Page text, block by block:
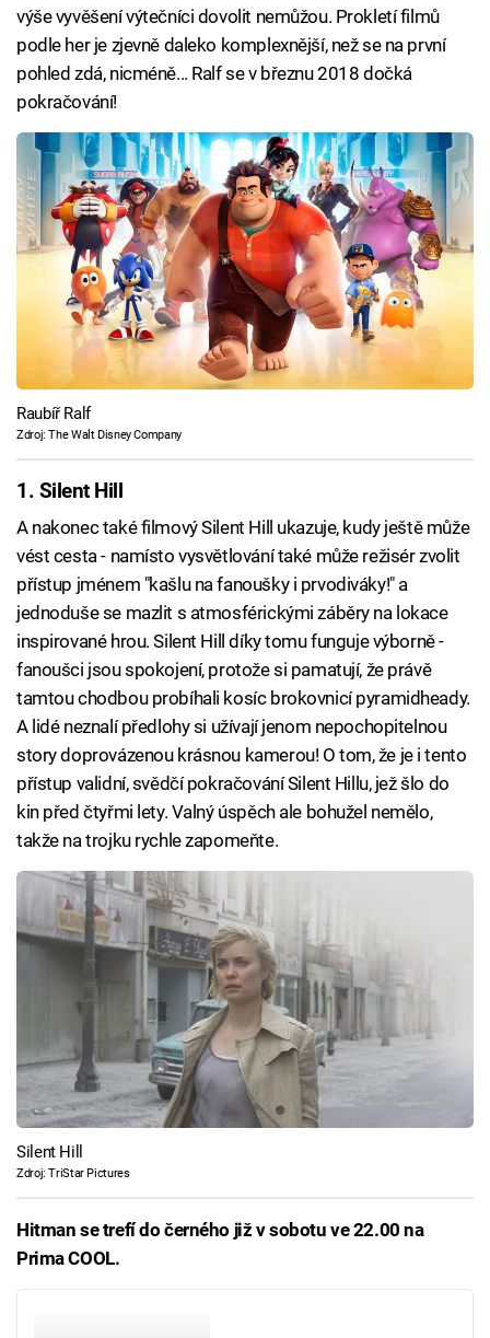
výše vyvěšení výtečníci dovolit nemůžou. Prokletí filmů
podle her je zjevně daleko komplexnější, než se na první
pohled zdá, nicméně... Ralf se v březnu 2018 dočká
pokračování!
Raubíř Ralf
Zdroj: The Walt Disney Company
1. Silent Hill
A nakonec také filmový Silent Hill ukazuje, kudy ještě může
vést cesta - namísto vysvětlování také může režisér zvolit
přístup jménem "kašlu na fanoušky i prvodiváky!" a
jednoduše se mazlit s atmosférickými záběry na lokace
inspirované hrou. Silent Hill díky tomu funguje výborně -
fanoušci jsou spokojení, protože si pamatují, že právě
tamtou chodbou probíhali kosíc brokovnicí pyramidheady.
A lidé neznalí předlohy si užívají jenom nepochopitelnou
story doprovázenou krásnou kamerou! O tom, že je i tento
přístup validní, svědčí pokračování Silent Hillu, jež šlo do
kin před čtyřmi lety. Valný úspěch ale bohužel nemělo,
takže na trojku rychle zapomeňte.
Silent Hill
Zdroj: TriStar Pictures
Hitman se trefí do černého již v sobotu ve 22.00 na
Prima COOL.